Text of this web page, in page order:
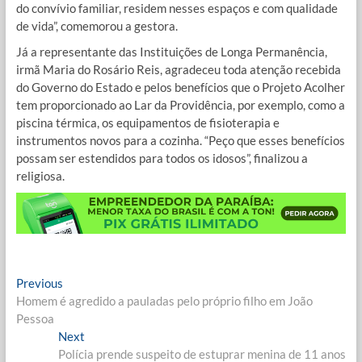
do convívio familiar, residem nesses espaços e com qualidade
de vida”, comemorou a gestora.
Já a representante das Instituições de Longa Permanência,
irmã Maria do Rosário Reis, agradeceu toda atenção recebida
do Governo do Estado e pelos benefícios que o Projeto Acolher
tem proporcionado ao Lar da Providência, por exemplo, como a
piscina térmica, os equipamentos de fisioterapia e
instrumentos novos para a cozinha. “Peço que esses benefícios
possam ser estendidos para todos os idosos”, finalizou a
religiosa.
Navegação
de
PreviousPrevious
post:
Homem é agredido a pauladas pelo próprio filho em João
Pessoa
Next
post:
Polícia prende suspeito de estuprar menina de 11 anos